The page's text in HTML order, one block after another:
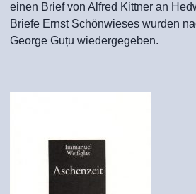
einen Brief von Alfred Kittner an
Briefe Ernst Schönwieses wurden
George Guțu wiedergegeben.